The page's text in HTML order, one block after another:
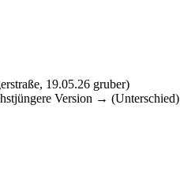
19.05.26 gruber)
Version → (Unterschied)